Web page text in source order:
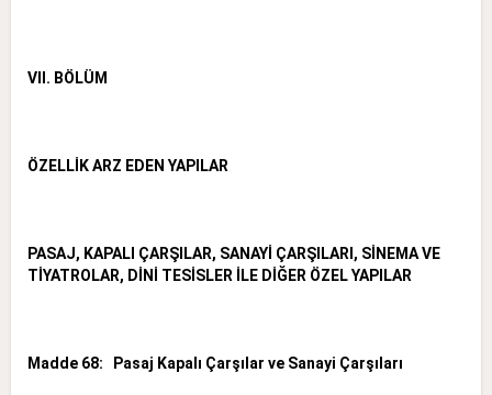
VII. BÖLÜM
ÖZELLİK ARZ EDEN YAPILAR
PASAJ, KAPALI ÇARŞILAR, SANAYİ ÇARŞILARI, SİNEMA VE
TİYATROLAR, DİNİ TESİSLER İLE DİĞER ÖZEL YAPILAR
Madde 68: Pasaj Kapalı Çarşılar ve Sanayi Çarşıları